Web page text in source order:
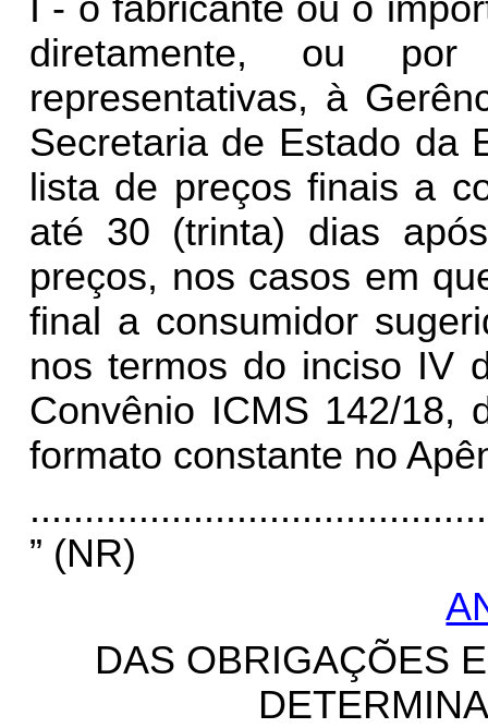
diretamente, ou
representativas, à
Secretaria de Estado da
lista de preços finais a
até 30 (trinta) dias
preços, nos casos em
final a consumidor
nos termos do inciso IV
Convênio ICMS 142/18,
formato constante no
” (NR)
DAS OBRIGAÇÕES